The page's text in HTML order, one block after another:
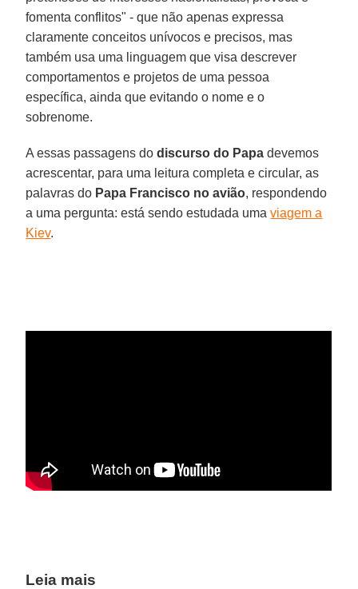
fomenta conflitos" - que não apenas expressa
claramente conceitos unívocos e precisos, mas
também usa uma linguagem que visa descrever
comportamentos e projetos de uma pessoa
específica, ainda que evitando o nome e o
sobrenome.
A essas passagens dodiscurso do Papa devemos
acrescentar, para uma leitura completa e circular, as
palavras do Papa Francisco no avião, respondendo
a uma pergunta: está sendo estudada umaviagem a
Kiev.
Leia mais